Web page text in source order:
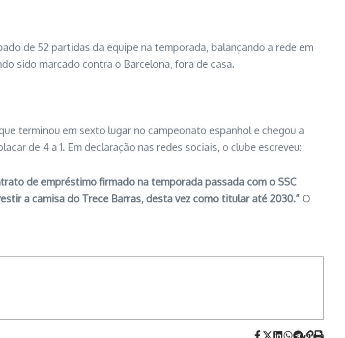
de 52 partidas da equipe na temporada, balançando a rede em
sido marcado contra o Barcelona, fora de casa.
terminou em sexto lugar no campeonato espanhol e chegou a
de 4 a 1. Em declaração nas redes sociais, o clube escreveu:
de empréstimo firmado na temporada passada com o SSC
a camisa do Trece Barras, desta vez como titular até 2030.”O